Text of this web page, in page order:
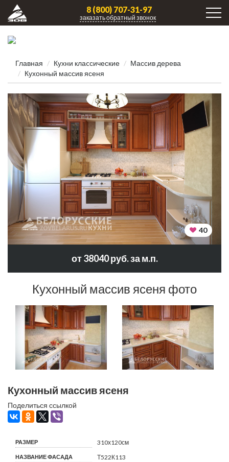
8 (800) 707-31-97
заказать обратный звонок
Главная Кухни клаcсические
Массив дерева
Кухонный массив ясеня
40
от 38040 руб. за м.п.
Кухонный массив ясеня фото
Кухонный массив ясеня
Поделиться ссылкой
РАЗМЕР 310х120см
НАЗВАНИЕ ФАСАДА Т522К113